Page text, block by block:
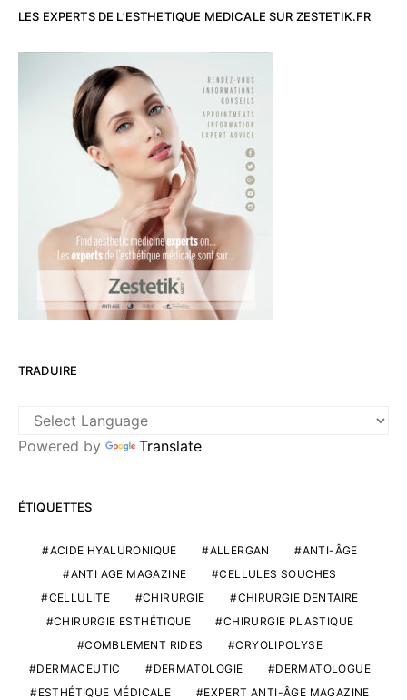
LES EXPERTS DE L’ESTHETIQUE MEDICALE SUR ZESTETIK.FR
TRADUIRE
Powered by Translate
ÉTIQUETTES
ACIDE HYALURONIQUE ALLERGAN
ANTI-ÂGE
ANTI AGE MAGAZINE
CELLULES SOUCHES
CELLULITE
CHIRURGIE
CHIRURGIE DENTAIRE
CHIRURGIE ESTHÉTIQUE
CHIRURGIE PLASTIQUE
COMBLEMENT RIDES
CRYOLIPOLYSE
DERMACEUTIC
DERMATOLOGIE
DERMATOLOGUE
ESTHÉTIQUE MÉDICALE
EXPERT ANTI-ÂGE MAGAZINE